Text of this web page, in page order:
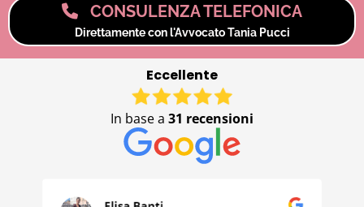
CONSULENZA TELEFONICA
Direttamente con l'Avvocato Tania Pucci
Eccellente
In base a 31 recensioni